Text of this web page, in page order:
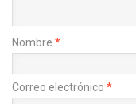
Nombre *
Correo electrónico *